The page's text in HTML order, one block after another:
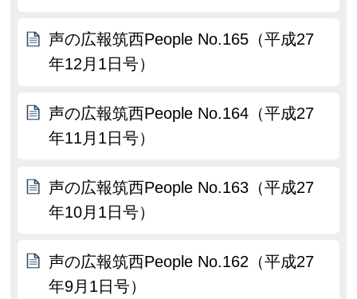
声の広報筑西People No.165（平成27
年12月1日号）
声の広報筑西People No.164（平成27
年11月1日号）
声の広報筑西People No.163（平成27
年10月1日号）
声の広報筑西People No.162（平成27
年9月1日号）